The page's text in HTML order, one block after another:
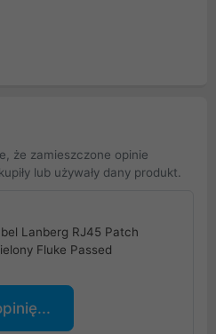
że zamieszczone opinie
lub używały dany produkt.
Lanberg RJ45 Patch
Fluke Passed